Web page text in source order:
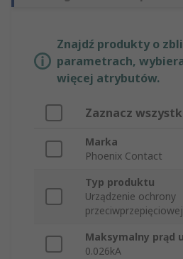
Znajdź produkty o
parametrach,
więcej atrybutów.
Zaznacz
Marka
Phoenix Contact
Typ produktu
Urządzenie ochrony
przeciwprzepięciowej
Maksymalny prąd
0.026kA